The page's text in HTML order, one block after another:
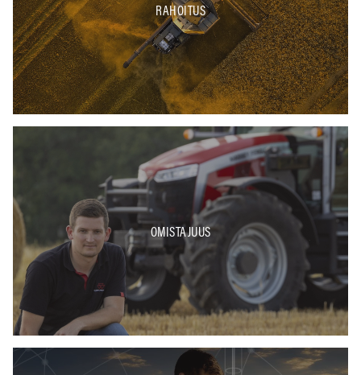
RAHOITUS
OMISTAJUUS